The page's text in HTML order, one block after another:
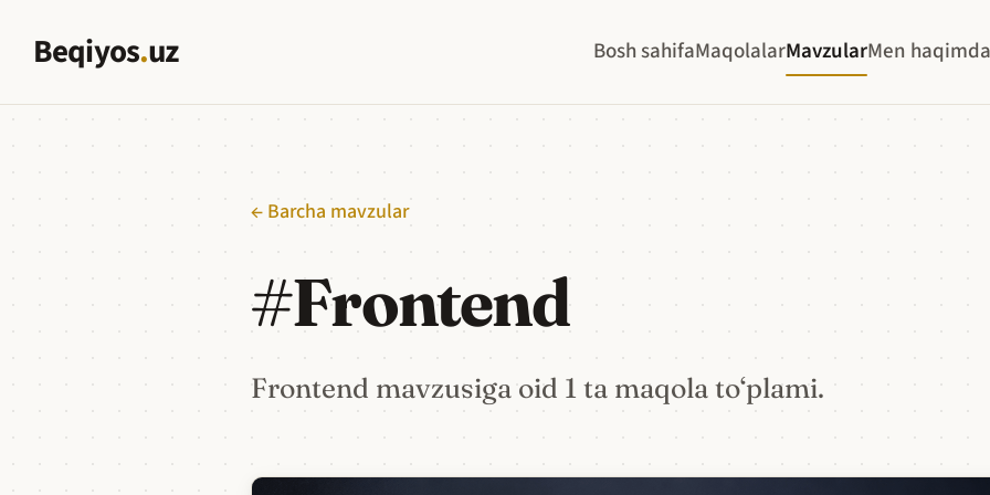
Beqiyos.uz Bosh sahifaMaqolalarMavzularMen haqimda
← Barcha mavzular
#Frontend
Frontend mavzusiga oid 1 ta maqola to‘plami.